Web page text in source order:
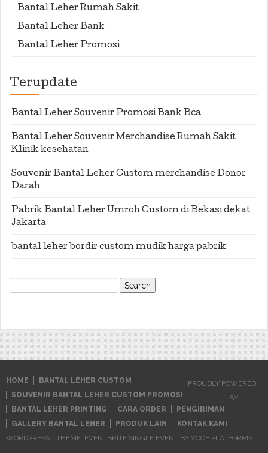
Bantal Leher Rumah Sakit
Bantal Leher Bank
Bantal Leher Promosi
Terupdate
Bantal Leher Souvenir Promosi Bank Bca
Bantal Leher Souvenir Merchandise Rumah Sakit
Klinik kesehatan
Souvenir Bantal Leher Custom merchandise Donor
Darah
Pabrik Bantal Leher Umroh Custom di Bekasi dekat
Jakarta
bantal leher bordir custom mudik harga pabrik
Search
for:
HOME
BANTAL LEHER CUSTOM
SOUVENIR BANTAL LEHER CUSTOM PROMOSI
BANTAL LEHER PRINTING
CARA ORDER
PENGIRIMAN
GALLERY BANTAL LEHER
PRODUK LAIN KONTAK KAMI
PROUDLY POWERED
BY
WORDPRESS THEME: EVENTBRITE SINGLE EVENT BY VOCE PLATFORMS.